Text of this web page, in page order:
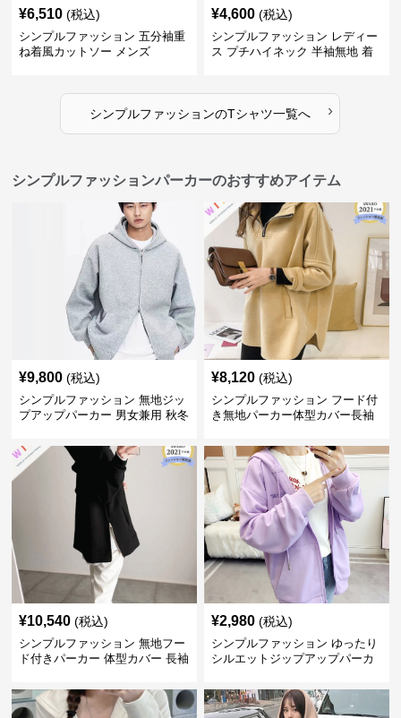
¥6,510 (税込)
シンプルファッション 五分袖重
ね着風カットソー メンズ
¥4,600 (税込)
シンプルファッション レディー
ス プチハイネック 半袖無地 着
シンプルファッションのTシャツ一覧へ ›
シンプルファッションパーカーのおすすめアイテム
¥9,800 (税込)
シンプルファッション 無地ジッ
プアップパーカー 男女兼用 秋冬
¥8,120 (税込)
シンプルファッション フード付
き無地パーカー体型カバー長袖
¥10,540 (税込)
シンプルファッション 無地フー
ド付きパーカー 体型カバー 長袖
¥2,980 (税込)
シンプルファッション ゆったり
シルエットジップアップパーカ